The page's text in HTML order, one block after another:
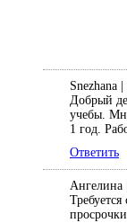
Snezhana |
Добрый
учебы.
1 год.
Ответить
Ангелина |